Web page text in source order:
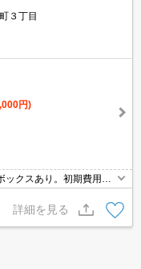
３丁目
円)
クスあり。初期費用・
詳細を見る